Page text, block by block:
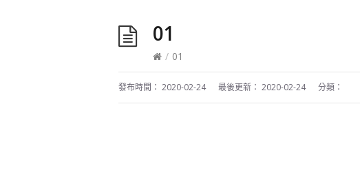
01
/ 01
發布時間： 2020-02-24 最後更新： 2020-02-24 分類：